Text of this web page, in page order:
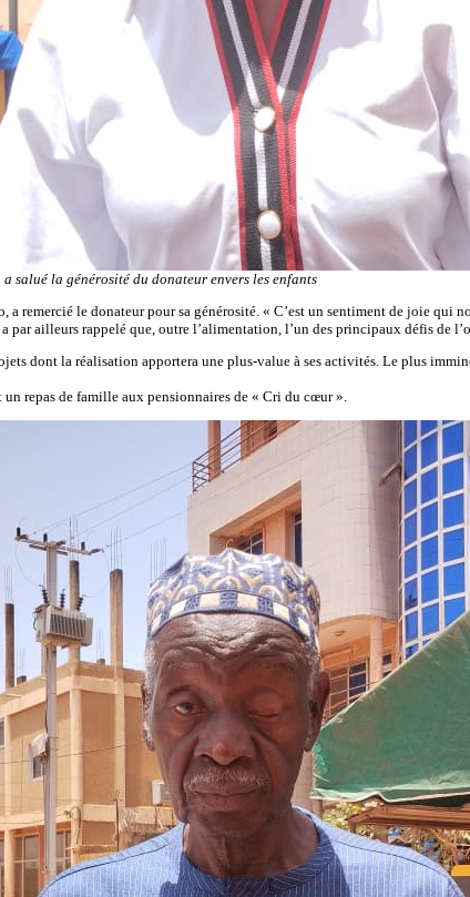
salué la générosité du donateur envers les enfants
a remercié le donateur pour sa générosité. « C’est un sentiment de joie
ailleurs rappelé que, outre l’alimentation, l’un des principaux défis de
dont la réalisation apportera une plus-value à ses activités. Le plus
repas de famille aux pensionnaires de « Cri du cœur ».